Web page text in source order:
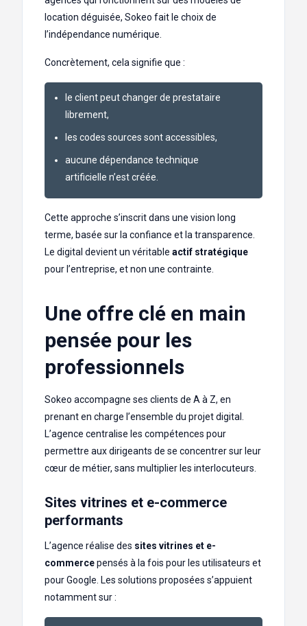
location déguisée, Sokeo fait le choix de
l’indépendance numérique.
Concrètement, cela signifie que :
le client peut changer de prestataire
librement,
les codes sources sont accessibles,
aucune dépendance technique
artificielle n’est créée.
Cette approche s’inscrit dans une vision long
terme, basée sur la confiance et la transparence.
Le digital devient un véritable actif stratégique
pour l’entreprise, et non une contrainte.
Une offre clé en main
pensée pour les
professionnels
Sokeo accompagne ses clients de A à Z, en
prenant en charge l’ensemble du projet digital.
L’agence centralise les compétences pour
permettre aux dirigeants de se concentrer sur leur
cœur de métier, sans multiplier les interlocuteurs.
Sites vitrines et e-commerce
performants
L’agence réalise des sites vitrines et e-
commercepensés à la fois pour les utilisateurs et
pour Google. Les solutions proposées s’appuient
notamment sur :